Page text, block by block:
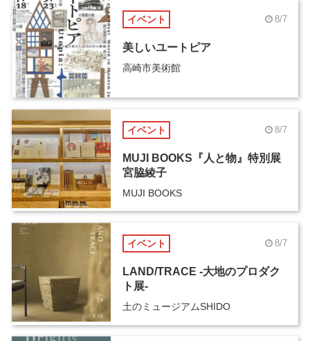
イベント 8/7
美しいユートピア
高崎市美術館
イベント 8/7
MUJI BOOKS『人と物』特別展
宮脇綾子
MUJI BOOKS
イベント 8/7
LAND/TRACE -大地のプロダク
ト展-
土のミュージアムSHIDO